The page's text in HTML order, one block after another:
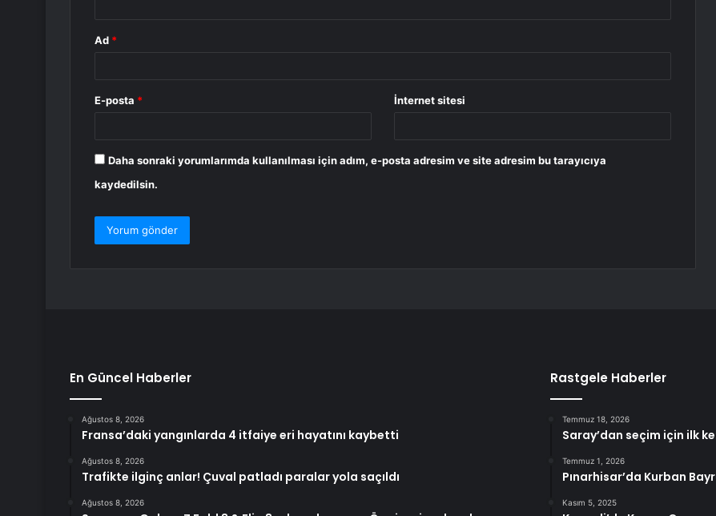
Ad *
E-posta * İnternet sitesi
Daha sonraki yorumlarımda kullanılması için adım, e-posta adresim ve site adresim bu tarayıcıya
kaydedilsin.
En Güncel Haberler
Ağustos 8, 2026
Fransa’daki yangınlarda 4 itfaiye eri hayatını kaybetti
Ağustos 8, 2026
Trafikte ilginç anlar! Çuval patladı paralar yola saçıldı
Ağustos 8, 2026
Rastgele Haberler
Temmuz 18, 2026
Saray’dan seçim için ilk
Temmuz 1, 2026
Pınarhisar’da Kurban
Kasım 5, 2025